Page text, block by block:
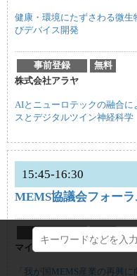
健康・環境にたずさわる微生
びデバイス開発
事前登録
無料
株式会社アラヤ
AIとニューロテックの融合
スとデジタルツイン神経科学
15:45-16:30
MEMS協議会フォー
マイクロマシンセンター
「我が国MEMS産業の再興